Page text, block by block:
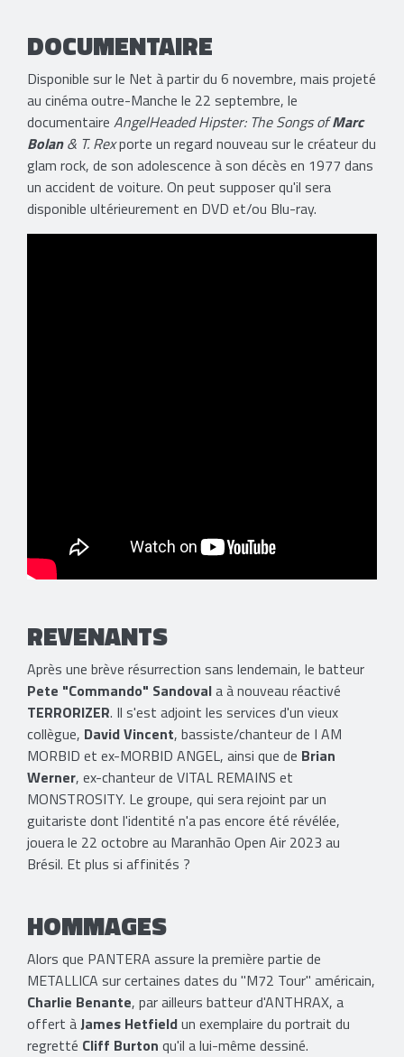
DOCUMENTAIRE
Disponible sur le Net à partir du 6 novembre, mais projeté
au cinéma outre-Manche le 22 septembre, le
documentaire AngelHeaded Hipster: The Songs ofMarc
Bolan& T. Rexporte un regard nouveau sur le créateur du
glam rock, de son adolescence à son décès en 1977 dans
un accident de voiture. On peut supposer qu'il sera
disponible ultérieurement en DVD et/ou Blu-ray.
REVENANTS
Après une brève résurrection sans lendemain, le batteur
Pete "Commando" Sandovala à nouveau réactivé
TERRORIZER. Il s'est adjoint les services d'un vieux
collègue, David Vincent, bassiste/chanteur de I AM
MORBID et ex-MORBID ANGEL, ainsi que de Brian
Werner, ex-chanteur de VITAL REMAINS et
MONSTROSITY. Le groupe, qui sera rejoint par un
guitariste dont l'identité n'a pas encore été révélée,
jouera le 22 octobre au Maranhão Open Air 2023 au
Brésil. Et plus si affinités ?
HOMMAGES
Alors que PANTERA assure la première partie de
METALLICA sur certaines dates du "M72 Tour" américain,
Charlie Benante, par ailleurs batteur d'ANTHRAX, a
offert àJames Hetfieldun exemplaire du portrait du
regretté Cliff Burton qu'il a lui-même dessiné.